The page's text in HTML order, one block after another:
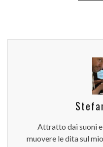
Attratto dai suoni
muovere le dita sul